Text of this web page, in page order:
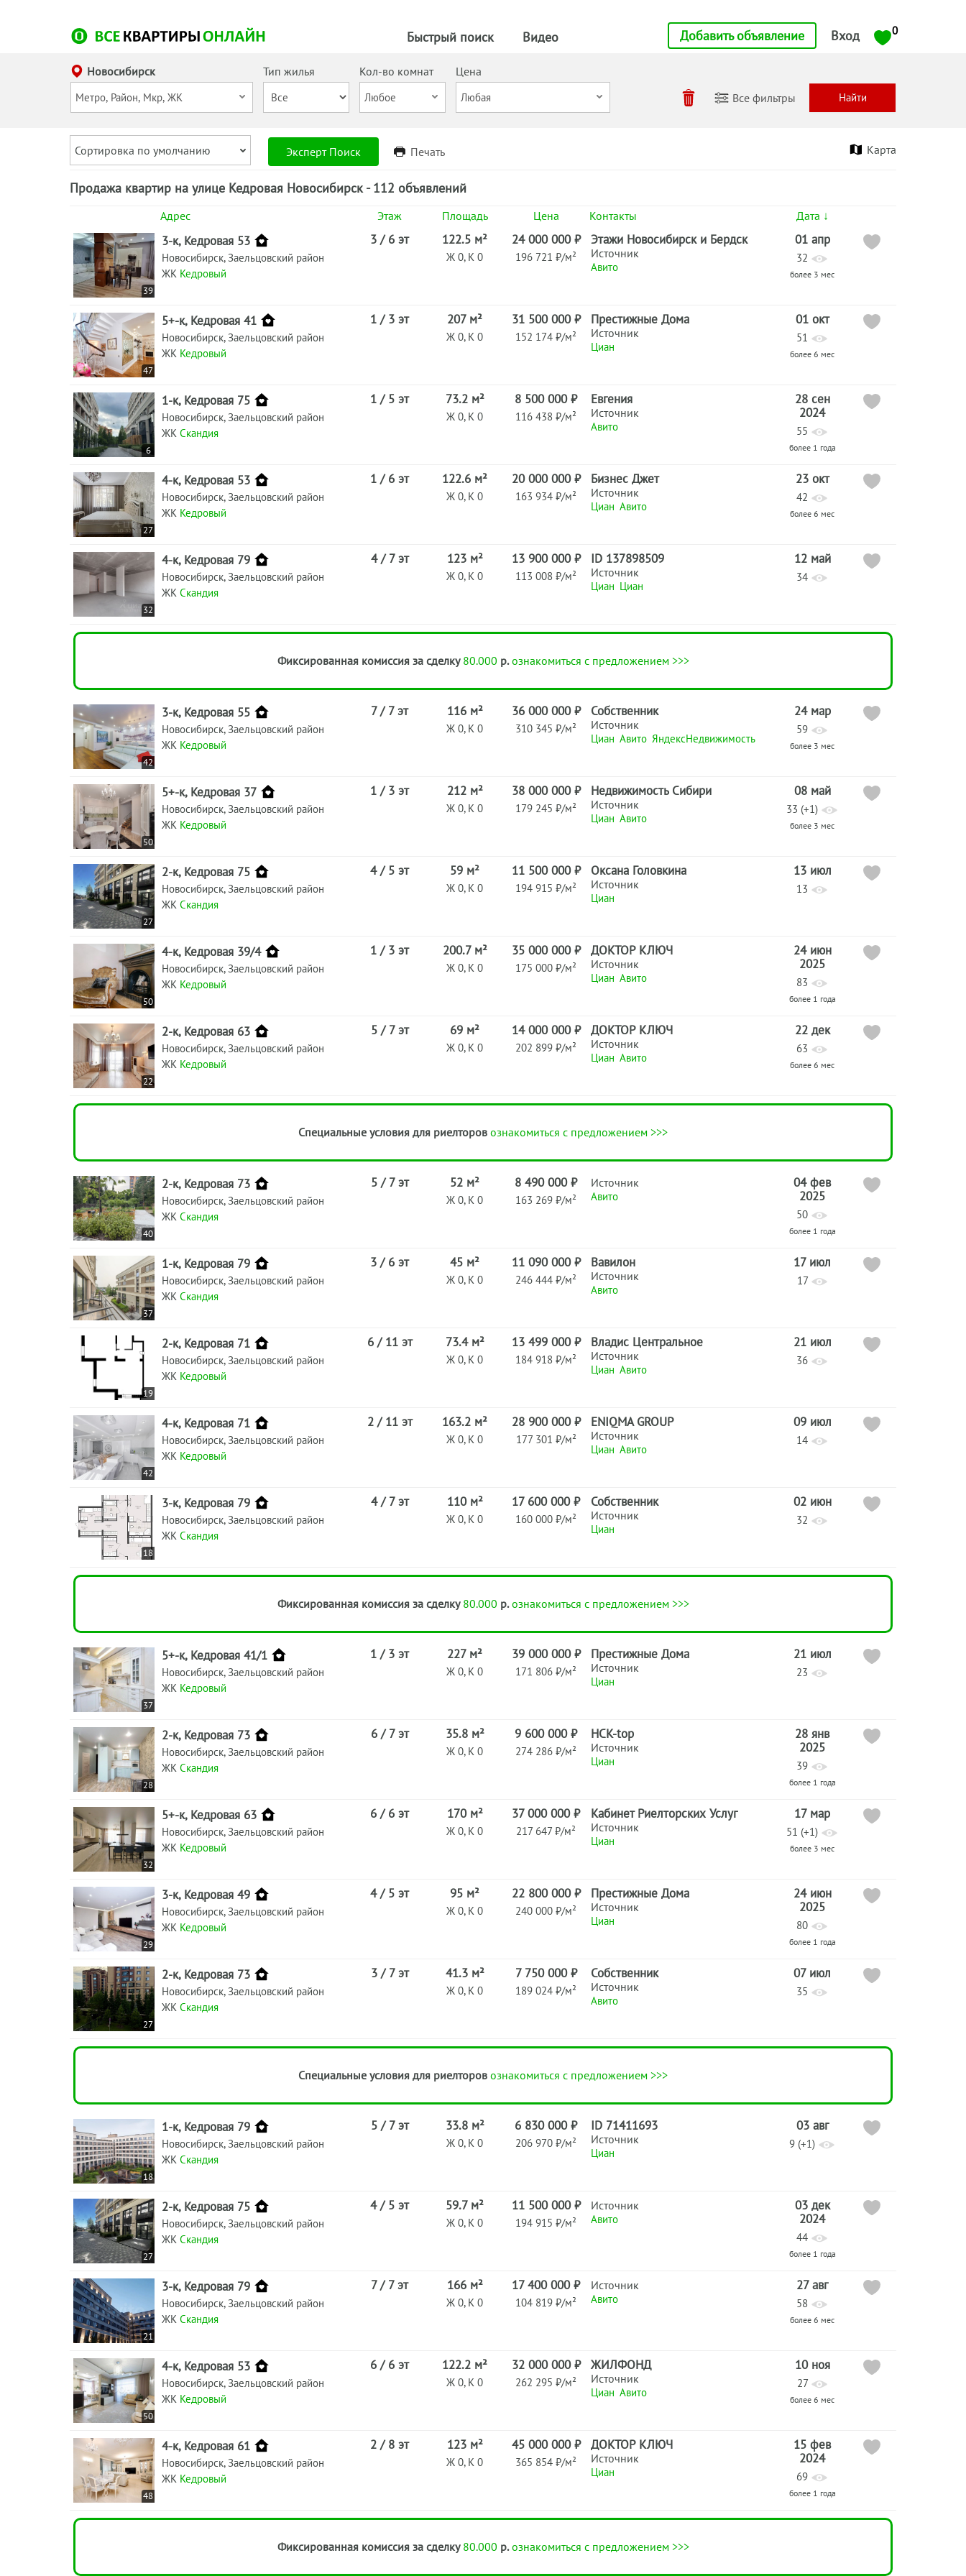
Быстрый поиск Видео Добавить объявление Вход 0
Новосибирск Тип жилья Кол-во комнат
Цена
Все фильтры
Сортировка по умолчанию Эксперт Поиск Печать Карта
Продажа квартир на улице Кедровая Новосибирск - 112 объявлений
Адрес Этаж Площадь Цена Контакты Дата ↓
39
3-к, Кедровая 53
Новосибирск, Заельцовский район
ЖК Кедровый
3 / 6 эт 122.5 м²
Ж 0, К 0
24 000 000 ₽
196 721 ₽/м²
Этажи Новосибирск и Бердск
Источник
Авито
01 апр
32
более 3 мес
47
5+-к, Кедровая 41
Новосибирск, Заельцовский район
ЖК Кедровый
1 / 3 эт 207 м²
Ж 0, К 0
31 500 000 ₽
152 174 ₽/м²
Престижные Дома
Источник
Циан
01 окт
51
более 6 мес
6
1-к, Кедровая 75
Новосибирск, Заельцовский район
ЖК Скандия
1 / 5 эт 73.2 м²
Ж 0, К 0
8 500 000 ₽
116 438 ₽/м²
Евгения
Источник
Авито
28 сен
2024
55
более 1 года
27
4-к, Кедровая 53
Новосибирск, Заельцовский район
ЖК Кедровый
1 / 6 эт 122.6 м²
Ж 0, К 0
20 000 000 ₽
163 934 ₽/м²
Бизнес Джет
Источник
Циан Авито
23 окт
42
более 6 мес
32
4-к, Кедровая 79
Новосибирск, Заельцовский район
ЖК Скандия
4 / 7 эт 123 м²
Ж 0, К 0
13 900 000 ₽
113 008 ₽/м²
ID 137898509
Источник
Циан Циан
12 май
34
Фиксированная комиссия за сделку 80.000 р. ознакомиться с предложением >>>
42
3-к, Кедровая 55
Новосибирск, Заельцовский район
ЖК Кедровый
7 / 7 эт 116 м²
Ж 0, К 0
36 000 000 ₽
310 345 ₽/м²
Собственник
Источник
Циан Авито ЯндексНедвижимость
24 мар
59
более 3 мес
50
5+-к, Кедровая 37
Новосибирск, Заельцовский район
ЖК Кедровый
1 / 3 эт 212 м²
Ж 0, К 0
38 000 000 ₽
179 245 ₽/м²
Недвижимость Сибири
Источник
Циан Авито
08 май
33 (+1)
более 3 мес
27
2-к, Кедровая 75
Новосибирск, Заельцовский район
ЖК Скандия
4 / 5 эт 59 м²
Ж 0, К 0
11 500 000 ₽
194 915 ₽/м²
Оксана Головкина
Источник
Циан
13 июл
13
50
4-к, Кедровая 39/4
Новосибирск, Заельцовский район
ЖК Кедровый
1 / 3 эт 200.7 м²
Ж 0, К 0
35 000 000 ₽
175 000 ₽/м²
ДОКТОР КЛЮЧ
Источник
Циан Авито
24 июн
2025
83
более 1 года
22
2-к, Кедровая 63
Новосибирск, Заельцовский район
ЖК Кедровый
5 / 7 эт 69 м²
Ж 0, К 0
14 000 000 ₽
202 899 ₽/м²
ДОКТОР КЛЮЧ
Источник
Циан Авито
22 дек
63
более 6 мес
Специальные условия для риелторов ознакомиться с предложением >>>
40
2-к, Кедровая 73
Новосибирск, Заельцовский район
ЖК Скандия
5 / 7 эт 52 м²
Ж 0, К 0
8 490 000 ₽
163 269 ₽/м²
Источник
Авито
04 фев
2025
50
более 1 года
37
1-к, Кедровая 79
Новосибирск, Заельцовский район
ЖК Скандия
3 / 6 эт 45 м²
Ж 0, К 0
11 090 000 ₽
246 444 ₽/м²
Вавилон
Источник
Авито
17 июл
17
19
2-к, Кедровая 71
Новосибирск, Заельцовский район
ЖК Кедровый
6 / 11 эт 73.4 м²
Ж 0, К 0
13 499 000 ₽
184 918 ₽/м²
Владис Центральное
Источник
Циан Авито
21 июл
36
42
4-к, Кедровая 71
Новосибирск, Заельцовский район
ЖК Кедровый
2 / 11 эт 163.2 м²
Ж 0, К 0
28 900 000 ₽
177 301 ₽/м²
ENIQMA GROUP
Источник
Циан Авито
09 июл
14
18
3-к, Кедровая 79
Новосибирск, Заельцовский район
ЖК Скандия
4 / 7 эт 110 м²
Ж 0, К 0
17 600 000 ₽
160 000 ₽/м²
Собственник
Источник
Циан
02 июн
32
Фиксированная комиссия за сделку 80.000 р. ознакомиться с предложением >>>
37
5+-к, Кедровая 41/1
Новосибирск, Заельцовский район
ЖК Кедровый
1 / 3 эт 227 м²
Ж 0, К 0
39 000 000 ₽
171 806 ₽/м²
Престижные Дома
Источник
Циан
21 июл
23
28
2-к, Кедровая 73
Новосибирск, Заельцовский район
ЖК Скандия
6 / 7 эт 35.8 м²
Ж 0, К 0
9 600 000 ₽
274 286 ₽/м²
НСК-top
Источник
Циан
28 янв
2025
39
более 1 года
32
5+-к, Кедровая 63
Новосибирск, Заельцовский район
ЖК Кедровый
6 / 6 эт 170 м²
Ж 0, К 0
37 000 000 ₽
217 647 ₽/м²
Кабинет Риелторских Услуг
Источник
Циан
17 мар
51 (+1)
более 3 мес
29
3-к, Кедровая 49
Новосибирск, Заельцовский район
ЖК Кедровый
4 / 5 эт 95 м²
Ж 0, К 0
22 800 000 ₽
240 000 ₽/м²
Престижные Дома
Источник
Циан
24 июн
2025
80
более 1 года
27
2-к, Кедровая 73
Новосибирск, Заельцовский район
ЖК Скандия
3 / 7 эт 41.3 м²
Ж 0, К 0
7 750 000 ₽
189 024 ₽/м²
Собственник
Источник
Авито
07 июл
35
Специальные условия для риелторов ознакомиться с предложением >>>
18
1-к, Кедровая 79
Новосибирск, Заельцовский район
ЖК Скандия
5 / 7 эт 33.8 м²
Ж 0, К 0
6 830 000 ₽
206 970 ₽/м²
ID 71411693
Источник
Циан
03 авг
9 (+1)
27
2-к, Кедровая 75
Новосибирск, Заельцовский район
ЖК Скандия
4 / 5 эт 59.7 м²
Ж 0, К 0
11 500 000 ₽
194 915 ₽/м²
Источник
Авито
03 дек
2024
44
более 1 года
21
3-к, Кедровая 79
Новосибирск, Заельцовский район
ЖК Скандия
7 / 7 эт 166 м²
Ж 0, К 0
17 400 000 ₽
104 819 ₽/м²
Источник
Авито
27 авг
58
более 6 мес
50
4-к, Кедровая 53
Новосибирск, Заельцовский район
ЖК Кедровый
6 / 6 эт 122.2 м²
Ж 0, К 0
32 000 000 ₽
262 295 ₽/м²
ЖИЛФОНД
Источник
Циан Авито
10 ноя
27
более 6 мес
48
4-к, Кедровая 61
Новосибирск, Заельцовский район
ЖК Кедровый
2 / 8 эт 123 м²
Ж 0, К 0
45 000 000 ₽
365 854 ₽/м²
ДОКТОР КЛЮЧ
Источник
Циан
15 фев
2024
69
более 1 года
Фиксированная комиссия за сделку 80.000 р. ознакомиться с предложением >>>